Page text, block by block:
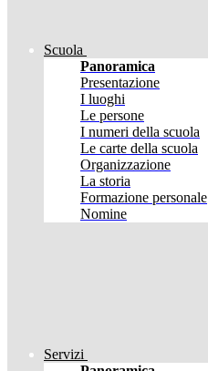
Scuola
Panoramica
Presentazione
I luoghi
Le persone
I numeri della scuola
Le carte della scuola
Organizzazione
La storia
Formazione personale
Nomine
Servizi